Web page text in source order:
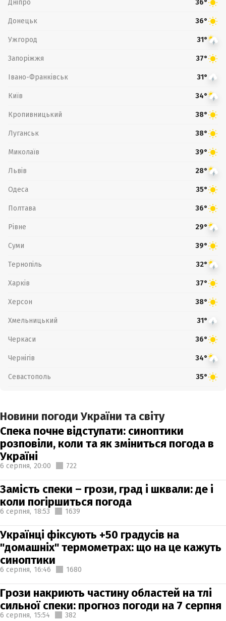
Дніпро 36°
Донецьк 36°
Ужгород 31°
Запоріжжя 37°
Івано-Франківськ 31°
Київ 34°
Кропивницький 38°
Луганськ 38°
Миколаїв 39°
Львів 28°
Одеса 35°
Полтава 36°
Рівне 29°
Суми 39°
Тернопіль 32°
Харків 37°
Херсон 38°
Хмельницький 31°
Черкаси 36°
Чернігів 34°
Севастополь 35°
Новини погоди України та світу
Спека почне відступати: синоптики
розповіли, коли та як зміниться погода в
Україні
6 серпня, 20:00 722
Замість спеки – грози, град і шквали: де і
коли погіршиться погода
6 серпня, 18:53 1639
Українці фіксують +50 градусів на
"домашніх" термометрах: що на це кажуть
синоптики
6 серпня, 16:46 1680
Грози накриють частину областей на тлі
сильної спеки: прогноз погоди на 7 серпня
6 серпня, 15:54 382